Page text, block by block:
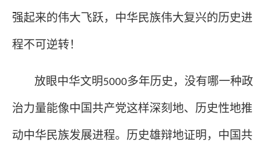
强起来的伟大飞跃，中华民族伟大复兴的历史进
程不可逆转！
放眼中华文明5000多年历史，没有哪一种政
治力量能像中国共产党这样深刻地、历史性地推
动中华民族发展进程。历史雄辩地证明，中国共